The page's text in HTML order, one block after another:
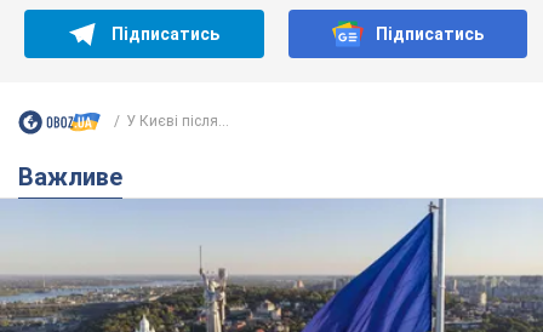
Підписатись Підписатись
У Києві після...
Важливе